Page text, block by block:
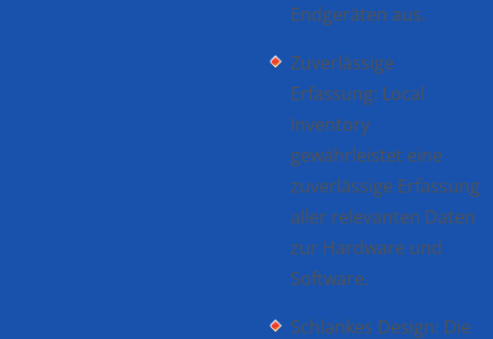
Endgeräten aus.
Zuverlässige
Erfassung: Local
Inventory
gewährleistet eine
zuverlässige Erfassung
aller relevanten Daten
zur Hardware und
Software.
Schlankes Design: Die